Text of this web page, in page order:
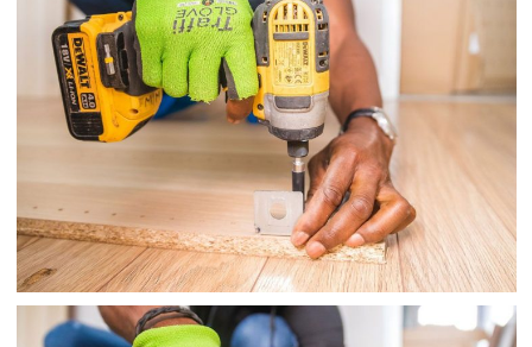
T-SHIRT BAG
T-SHIRT BAG